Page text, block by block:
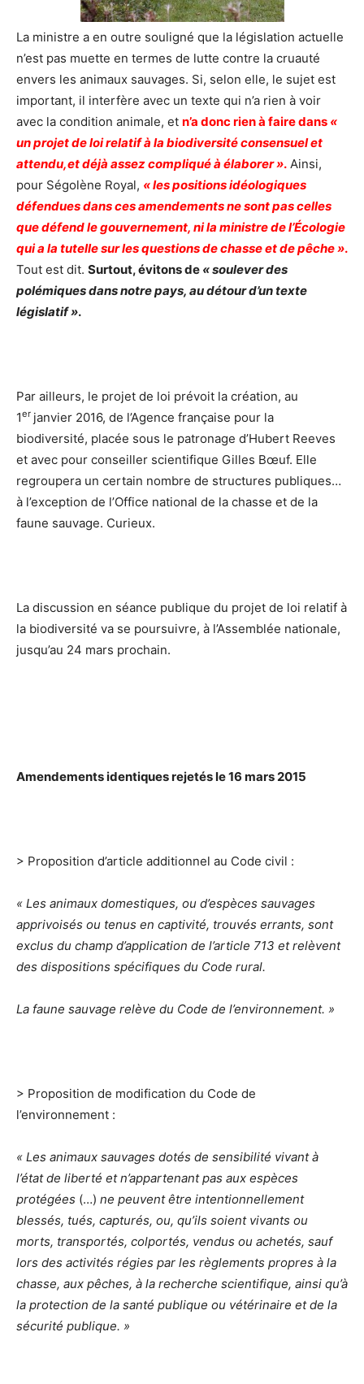
La ministre a en outre souligné que la législation actuelle
n’est pas muette en termes de lutte contre la cruauté
envers les animaux sauvages. Si, selon elle, le sujet est
important, il interfère avec un texte qui n’a rien à voir
avec la condition animale, et n’a donc rien à faire dans «
un projet de loi relatif à la biodiversité consensuel et
attendu,et déjà assez compliqué à élaborer ». Ainsi,
pour Ségolène Royal, « les positions idéologiques
défendues dans ces amendements ne sont pas celles
que défend le gouvernement, ni la ministre de l’Écologie
qui a la tutelle sur les questions de chasse et de pêche ».
Tout est dit. Surtout, évitons de « soulever des
polémiques dans notre pays, au détour d’un texte
législatif ».
Par ailleurs, le projet de loi prévoit la création, au
1er janvier 2016, de l’Agence française pour la
biodiversité, placée sous le patronage d’Hubert Reeves
et avec pour conseiller scientifique Gilles Bœuf. Elle
regroupera un certain nombre de structures publiques…
à l’exception de l’Office national de la chasse et de la
faune sauvage. Curieux.
La discussion en séance publique du projet de loi relatif à
la biodiversité va se poursuivre, à l’Assemblée nationale,
jusqu’au 24 mars prochain.
Amendements identiques rejetés le 16 mars 2015
> Proposition d’article additionnel au Code civil :
« Les animaux domestiques, ou d’espèces sauvages
apprivoisés ou tenus en captivité, trouvés errants, sont
exclus du champ d’application de l’article 713 et relèvent
des dispositions spécifiques du Code rural.
La faune sauvage relève du Code de l’environnement. »
> Proposition de modification du Code de
l’environnement :
« Les animaux sauvages dotés de sensibilité vivant à
l’état de liberté et n’appartenant pas aux espèces
protégées (…) ne peuvent être intentionnellement
blessés, tués, capturés, ou, qu’ils soient vivants ou
morts, transportés, colportés, vendus ou achetés, sauf
lors des activités régies par les règlements propres à la
chasse, aux pêches, à la recherche scientifique, ainsi qu’à
la protection de la santé publique ou vétérinaire et de la
sécurité publique. »